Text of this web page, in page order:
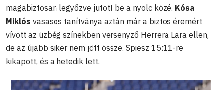
magabiztosan legyőzve jutott be a nyolc közé. Kósa
Miklós vasasos tanítványa aztán már a biztos éremért
vívott az üzbég színekben versenyző Herrera Lara ellen,
de az újabb siker nem jött össze. Spiesz 15:11-re
kikapott, és a hetedik lett.